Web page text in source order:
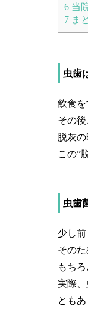
6 当
7 ま
虫歯
飲食
その
脱灰
この”
虫歯
少し
その
もち
実際
ともあ